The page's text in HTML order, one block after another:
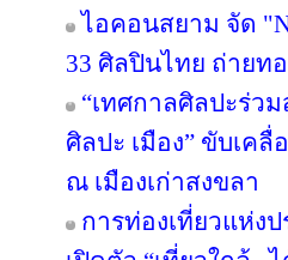
ไอคอนสยาม จัด
33 ศิลปินไทย ถ่ายท
“เทศกาลศิลปะร่วม
ศิลปะ เมือง” ขับเคลื่
ณ เมืองเก่าสงขลา
การท่องเที่ยวแห่ง